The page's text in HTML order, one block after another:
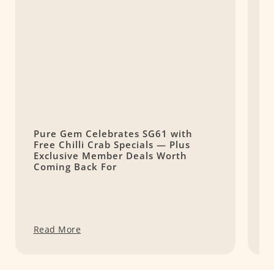
Pure Gem Celebrates SG61 with
Free Chilli Crab Specials — Plus
Exclusive Member Deals Worth
Coming Back For
Read More